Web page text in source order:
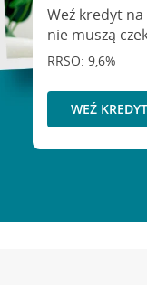
Weź kredyt
nie muszą
RRSO: 9,6%
WEŹ KREDYT